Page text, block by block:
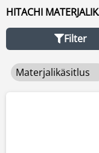
brände.
HITACHI
Filter
Materjalikäsitlus